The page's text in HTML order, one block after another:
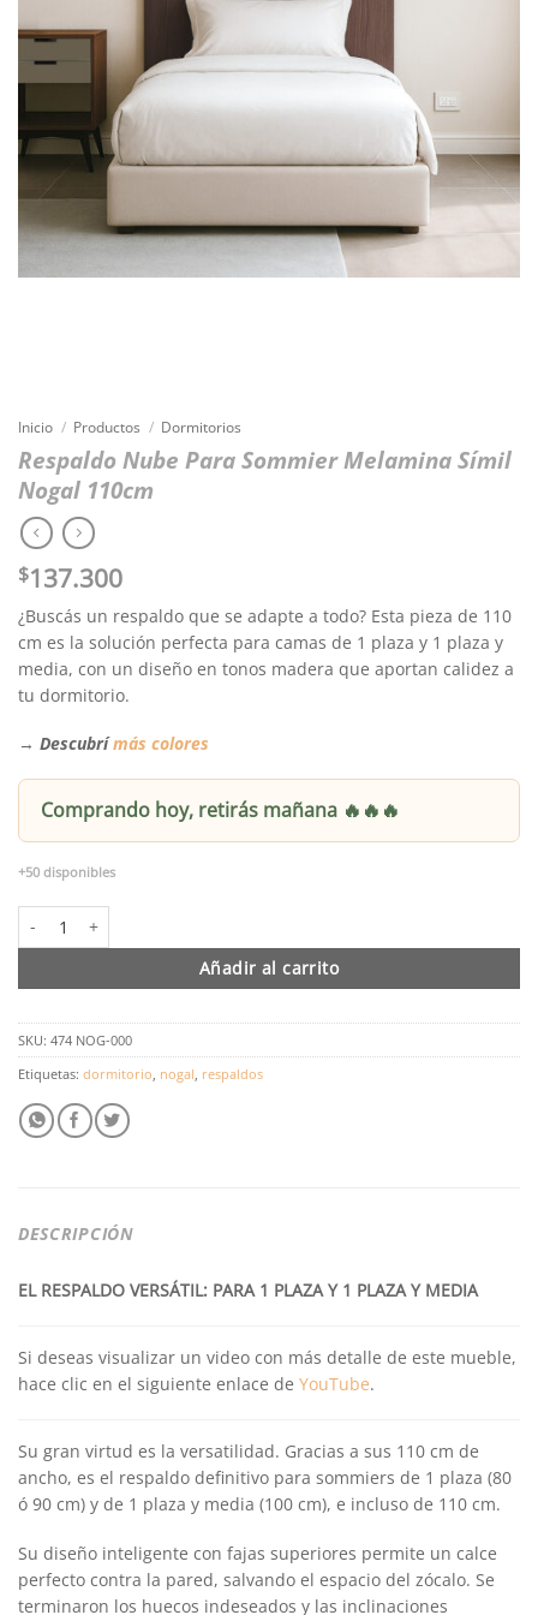
Inicio / Productos / Dormitorios
Respaldo Nube Para Sommier Melamina Símil
Nogal 110cm
$137.300
¿Buscás un respaldo que se adapte a todo? Esta pieza de 110
cm es la solución perfecta para camas de 1 plaza y 1 plaza y
media, con un diseño en tonos madera que aportan calidez a
tu dormitorio.
→ Descubrímás colores
Comprando hoy, retirás mañana 🔥🔥🔥
+50 disponibles
Añadir al carrito
SKU: 474 NOG-000
Etiquetas: dormitorio nogal respaldos
DESCRIPCIÓN
EL RESPALDO VERSÁTIL: PARA 1 PLAZA Y 1 PLAZA Y MEDIA
Si deseas visualizar un video con más detalle de este mueble,
hace clic en el siguiente enlace de YouTube.
Su gran virtud es la versatilidad. Gracias a sus 110 cm de
ancho, es el respaldo definitivo para sommiers de 1 plaza (80
ó 90 cm) y de 1 plaza y media (100 cm), e incluso de 110 cm.
Su diseño inteligente con fajas superiores permite un calce
perfecto contra la pared, salvando el espacio del zócalo. Se
terminaron los huecos indeseados y las inclinaciones